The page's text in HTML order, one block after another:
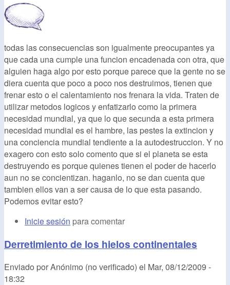
todas las consecuencias son igualmente preocupantes ya
que cada una cumple una funcion encadenada con otra, que
alguien haga algo por esto porque parece que la gente no se
diera cuenta que poco a poco nos destruimos, tienen que
frenar esto o el calentamiento nos frenara la vida. Traten de
utilizar metodos logicos y enfatizarlo como la primera
necesidad mundial, ya que lo que secunda a esta primera
necesidad mundial es el hambre, las pestes la extincion y
una conciencia mundial tendiente a la autodestruccion. Y no
exagero con esto solo comento que si el planeta se esta
destruyendo es porque quienes tienen el poder de hacerlo
aun no se concientizan. haganlo, no se dan cuenta que
tambien ellos van a ser causa de lo que esta pasando.
Podemos evitar esto?
Inicie sesión para comentar
Derretimiento de los hielos continentales
Enviado porAnónimo (no verificado) el Mar, 08/12/2009 -
18:32